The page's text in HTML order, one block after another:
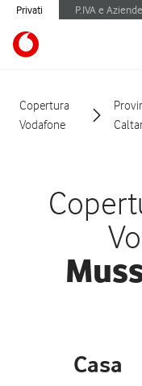
Privati P.IVA e Aziende
Copertura
Vodafone
Casa